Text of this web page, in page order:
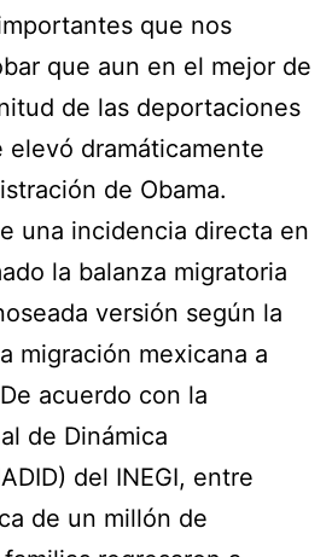
que nos
que aun en el mejor de
de las deportaciones
elevó dramáticamente
de Obama.
una incidencia directa en
la balanza migratoria
versión según la
migración mexicana a
acuerdo con la
de Dinámica
del INEGI, entre
de un millón de